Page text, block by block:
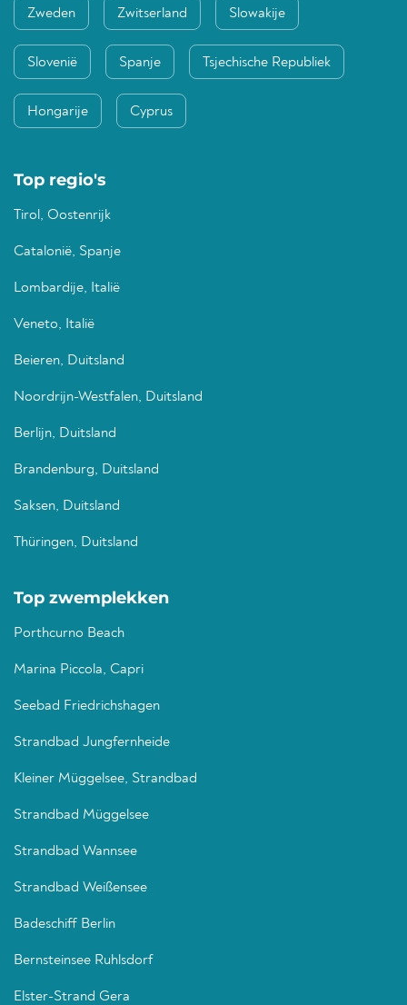
Zweden Zwitserland Slowakije
Slovenië Spanje Tsjechische Republiek
Hongarije Cyprus
Top regio's
Tirol, Oostenrijk
Catalonië, Spanje
Lombardije, Italië
Veneto, Italië
Beieren, Duitsland
Noordrijn-Westfalen, Duitsland
Berlijn, Duitsland
Brandenburg, Duitsland
Saksen, Duitsland
Thüringen, Duitsland
Top zwemplekken
Porthcurno Beach
Marina Piccola, Capri
Seebad Friedrichshagen
Strandbad Jungfernheide
Kleiner Müggelsee, Strandbad
Strandbad Müggelsee
Strandbad Wannsee
Strandbad Weißensee
Badeschiff Berlin
Bernsteinsee Ruhlsdorf
Elster-Strand Gera